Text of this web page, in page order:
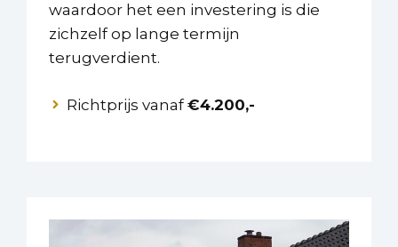
waardoor het een investering is die
zichzelf op lange termijn
terugverdient.
Richtprijs vanaf€4.200,-